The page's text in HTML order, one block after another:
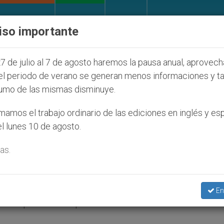
que afecta a cristianos (y no sólo) en Tierra Santa
un acuerdo internacional
armas ligeras
).- La Santa Sede ha propuesto a la
que erradique el tráfico ilícito de armas
importante
de julio al 7 de agosto haremos la pausa anual,
periodo de verano se generan menos informaciones y
de las mismas disminuye.
el trabajo ordinario de las ediciones en inglés y
lunes 10 de agosto.